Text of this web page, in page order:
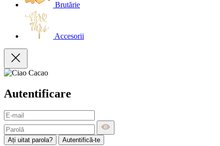
Brutărie
Accesorii
Autentificare
Ați uitat parola? Autentifică-te